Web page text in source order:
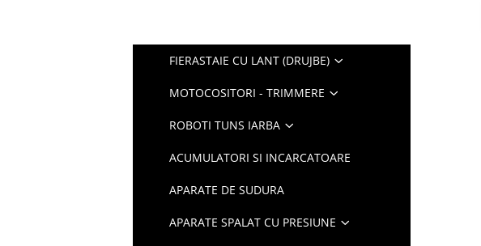
FIERASTAIE CU LANT (DRUJBE)
MOTOCOSITORI - TRIMMERE
ROBOTI TUNS IARBA
ACUMULATORI SI INCARCATOARE
APARATE DE SUDURA
APARATE SPALAT CU PRESIUNE